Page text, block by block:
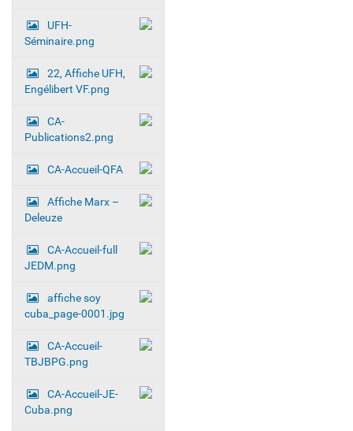
UFH-
Séminaire.png
22, Affiche UFH,
Engélibert VF.png
CA-
Publications2.png
CA-Accueil-QFA
Affiche Marx –
Deleuze
CA-Accueil-full
JEDM.png
affiche soy
cuba_page-0001.jpg
CA-Accueil-
TBJBPG.png
CA-Accueil-JE-
Cuba.png